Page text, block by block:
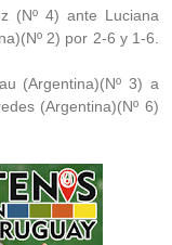
(Nº 4) ante Luciana
2) por 2-6 y 1-6.
(Argentina)(Nº 3) a
(Argentina)(Nº 6)